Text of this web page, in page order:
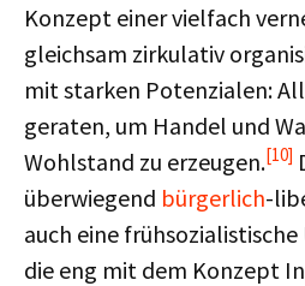
Konzept einer vielfach
gleichsam zirkulativ
mit starken Potenzialen:
geraten, um Handel und
Wohlstand zu erzeugen.[10]
überwiegend bürgerlich-
auch eine
die eng mit dem Konzept